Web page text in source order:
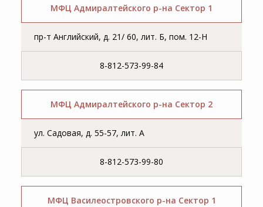
МФЦ Адмиралтейского р-на Сектор 1
пр-т Английский, д. 21/ 60, лит. Б, пом. 12-Н
8-812-573-99-84
МФЦ Адмиралтейского р-на Сектор 2
ул. Садовая, д. 55-57, лит. А
8-812-573-99-80
МФЦ Василеостровского р-на Сектор 1